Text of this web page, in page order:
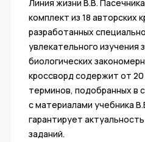
Линия жизни В.В.
комплект из 18 авторских
разработанных
увлекательного изучения
биологических
кроссворд содержит от
терминов, подобранных в
с материалами учебника
гарантирует
заданий.